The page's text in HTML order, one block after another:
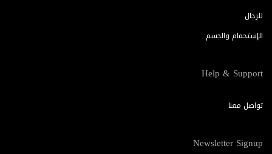
للرجال
الإستحمام والجسم
Help & Support
تواصل معنا
Newsletter Signup